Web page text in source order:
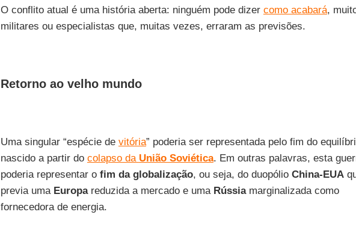
O conflito atual é uma história aberta: ninguém pode dizer como acabará,
militares ou especialistas que, muitas vezes, erraram as previsões.
Retorno ao velho mundo
Uma singular “espécie de vitória” poderia ser representada pelo fim do
nascido a partir do colapso da União Soviética. Em outras palavras, esta
poderia representar o fim da globalização, ou seja, do duopólio China-EUA
previa uma Europareduzida a mercado e uma Rússiamarginalizada como
fornecedora de energia.